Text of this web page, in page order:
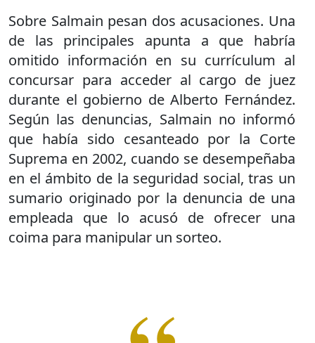
Sobre Salmain pesan dos acusaciones. Una
de las principales apunta a que habría
omitido información en su currículum al
concursar para acceder al cargo de juez
durante el gobierno de Alberto Fernández.
Según las denuncias, Salmain no informó
que había sido cesanteado por la Corte
Suprema en 2002, cuando se desempeñaba
en el ámbito de la seguridad social, tras un
sumario originado por la denuncia de una
empleada que lo acusó de ofrecer una
coima para manipular un sorteo.